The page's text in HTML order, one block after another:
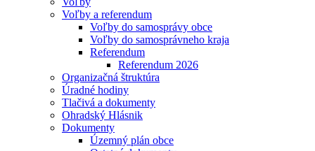
Voľby a referendum
Voľby do samosprávy obce
Voľby do samosprávneho kraja
Referendum
Referendum 2026
Organizačná štruktúra
Úradné hodiny
Tlačivá a dokumenty
Ohradský Hlásnik
Dokumenty
Územný plán obce